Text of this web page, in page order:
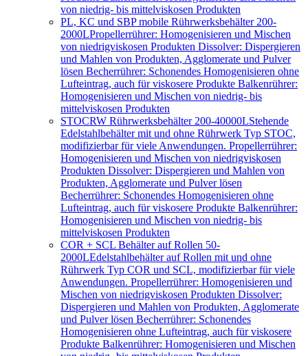
von niedrig- bis mittelviskosen Produkten
PL, KC und SBP mobile Rührwerksbehälter 200-
2000LPropellerrührer: Homogenisieren und Mischen
von niedrigviskosen Produkten Dissolver: Dispergieren
und Mahlen von Produkten, Agglomerate und Pulver
lösen Becherrührer: Schonendes Homogenisieren ohne
Lufteintrag, auch für viskosere Produkte Balkenrührer:
Homogenisieren und Mischen von niedrig- bis
mittelviskosen Produkten
STOCRW Rührwerksbehälter 200-40000LStehende
Edelstahlbehälter mit und ohne Rührwerk Typ STOC,
modifizierbar für viele Anwendungen. Propellerrührer:
Homogenisieren und Mischen von niedrigviskosen
Produkten Dissolver: Dispergieren und Mahlen von
Produkten, Agglomerate und Pulver lösen
Becherrührer: Schonendes Homogenisieren ohne
Lufteintrag, auch für viskosere Produkte Balkenrührer:
Homogenisieren und Mischen von niedrig- bis
mittelviskosen Produkten
COR + SCL Behälter auf Rollen 50-
2000LEdelstahlbehälter auf Rollen mit und ohne
Rührwerk Typ COR und SCL, modifizierbar für viele
Anwendungen. Propellerrührer: Homogenisieren und
Mischen von niedrigviskosen Produkten Dissolver:
Dispergieren und Mahlen von Produkten, Agglomerate
und Pulver lösen Becherrührer: Schonendes
Homogenisieren ohne Lufteintrag, auch für viskosere
Produkte Balkenrührer: Homogenisieren und Mischen